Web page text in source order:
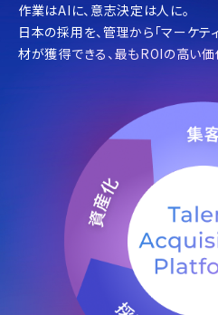
作業はAIに、意志決定は人に。
日本の採用を、管理から「マーケテ
材が獲得できる、最もROIの高い価